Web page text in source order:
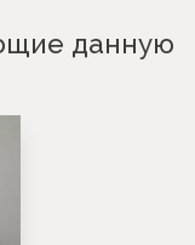
данную